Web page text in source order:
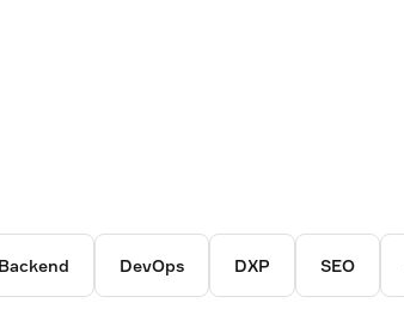
Backend DevOps DXP SEO